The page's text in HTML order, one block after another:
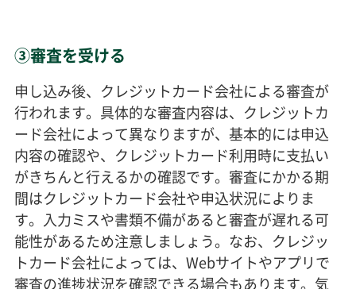
③審査を受ける
申し込み後、クレジットカード会社による審査が
行われます。具体的な審査内容は、クレジットカ
ード会社によって異なりますが、基本的には申込
内容の確認や、クレジットカード利用時に支払い
がきちんと行えるかの確認です。審査にかかる期
間はクレジットカード会社や申込状況によりま
す。入力ミスや書類不備があると審査が遅れる可
能性があるため注意しましょう。なお、クレジッ
トカード会社によっては、Webサイトやアプリで
審査の進捗状況を確認できる場合もあります。気